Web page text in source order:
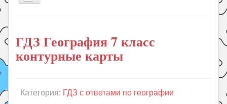
Книги
Рукоделие
Уроки
ГДЗ География 7 класс
контурные карты
Категория: ГДЗ с ответами по географии